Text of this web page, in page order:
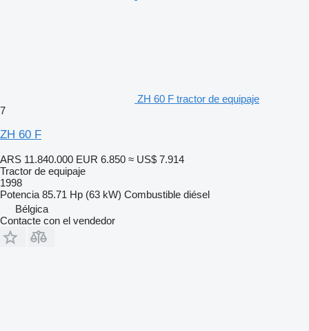
ZH 60 F tractor de equipaje
7
ZH 60 F
ARS 11.840.000 EUR 6.850 ≈ US$ 7.914
Tractor de equipaje
1998
Potencia 85.71 Hp (63 kW) Combustible diésel
Bélgica
Contacte con el vendedor